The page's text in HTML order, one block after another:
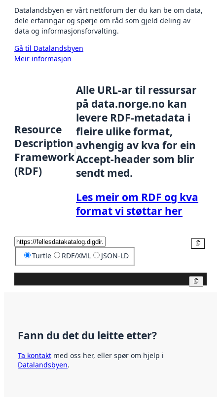
Datalandsbyen er vårt nettforum der du kan be om data,
dele erfaringar og spørje om råd som gjeld deling av
data og informasjonsforvalting.
Gå til Datalandsbyen
Meir informasjon
Resource
Description
Framework
(RDF)
Alle URL-ar til ressursar
på data.norge.no kan
levere RDF-metadata i
fleire ulike format,
avhengig av kva for ein
Accept-header som blir
sendt med.
Les meir om RDF og kva
format vi støttar her
Turtle RDF/XML JSON-LD
Fann du det du leitte etter?
Ta kontakt med oss her, eller spør om hjelp i
Datalandsbyen.